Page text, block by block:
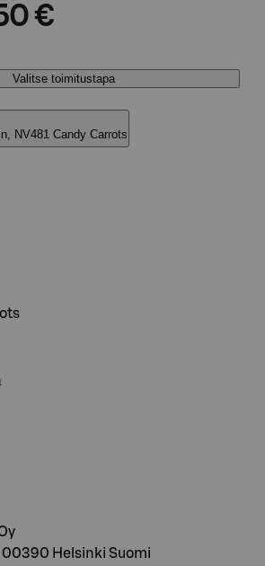
€
Valitse toimitustapa
NV481 Candy Carrots
00390 Helsinki Suomi